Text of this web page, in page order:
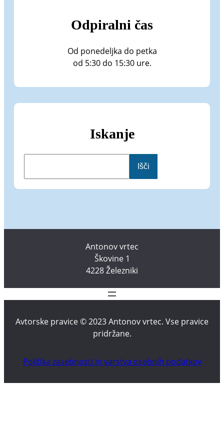
Odpiralni čas
Od ponedeljka do petka
od 5:30 do 15:30 ure.
Iskanje
Išči
Antonov vrtec
Škovine 1
4228 Železniki
Avtorske pravice © 2023 Antonov vrtec. Vse pravice
pridržane.
Politika zasebnosti in varstva osebnih podatkov